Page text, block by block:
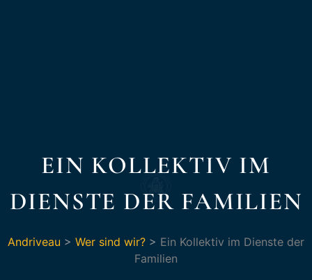
EIN KOLLEKTIV IM
DIENSTE DER FAMILIEN
Andriveau > Wer sind wir? > Ein Kollektiv im Dienste der
Familien